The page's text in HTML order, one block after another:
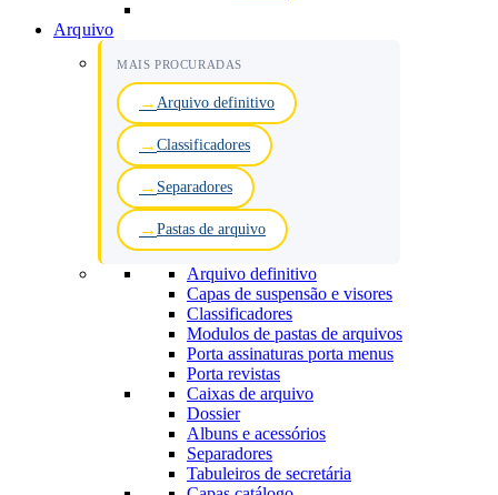
Arquivo
MAIS PROCURADAS
Arquivo definitivo
Classificadores
Separadores
Pastas de arquivo
Arquivo definitivo
Capas de suspensão e visores
Classificadores
Modulos de pastas de arquivos
Porta assinaturas porta menus
Porta revistas
Caixas de arquivo
Dossier
Albuns e acessórios
Separadores
Tabuleiros de secretária